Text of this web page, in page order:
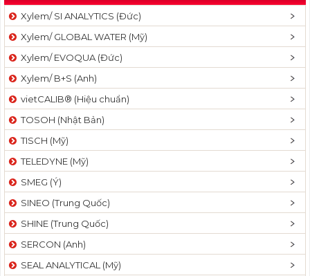
Xylem/ SI ANALYTICS (Đức)
Xylem/ GLOBAL WATER (Mỹ)
Xylem/ EVOQUA (Đức)
Xylem/ B+S (Anh)
vietCALIB® (Hiệu chuẩn)
TOSOH (Nhật Bản)
TISCH (Mỹ)
TELEDYNE (Mỹ)
SMEG (Ý)
SINEO (Trung Quốc)
SHINE (Trung Quốc)
SERCON (Anh)
SEAL ANALYTICAL (Mỹ)